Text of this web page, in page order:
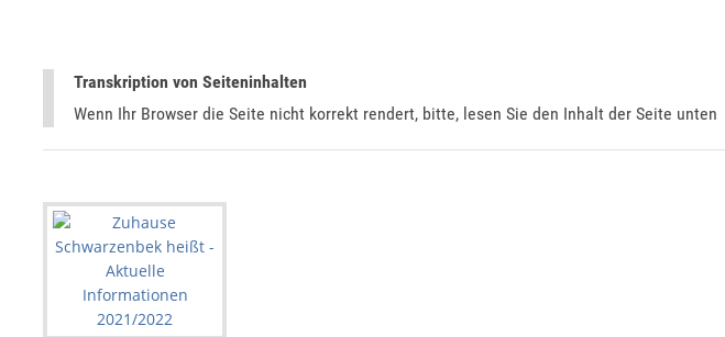
Transkription von Seiteninhalten
Wenn Ihr Browser die Seite nicht korrekt rendert, bitte, lesen Sie den Inhalt der Seite unten